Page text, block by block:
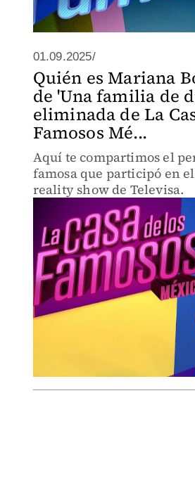
01.09.2025/
Quién es Mariana
de 'Una familia de
eliminada de La
Famosos Mé...
Aquí te compartimos el
famosa que participó en
reality show de Televisa.